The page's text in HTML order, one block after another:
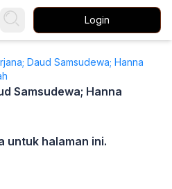
Login
Daud Samsudewa; Hanna
Samsudewa; Hanna
untuk halaman ini.